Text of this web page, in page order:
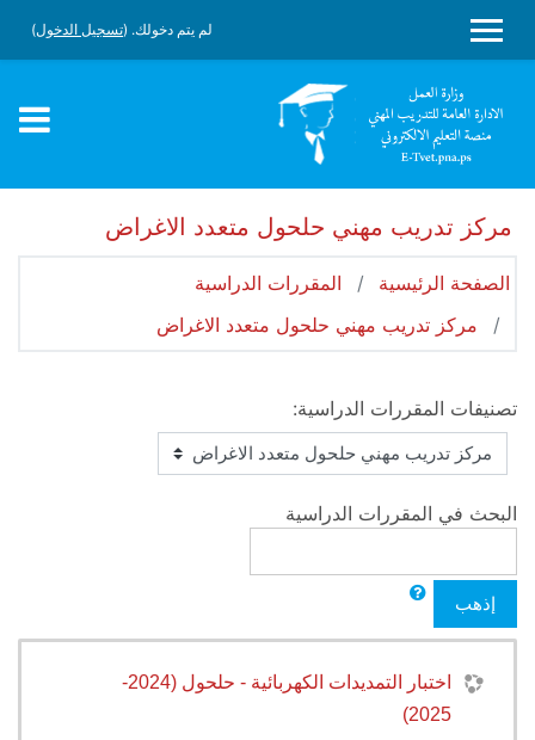
واجهة جانبية
لم يتم دخولك. (تسجيل الدخول)
مركز تدريب مهني حلحول متعدد الاغراض
الصفحة الرئيسية
المقررات الدراسية
مركز تدريب مهني حلحول متعدد الاغراض
تصنيفات المقررات الدراسية:
البحث في المقررات الدراسية
إذهب
اختبار التمديدات الكهربائية - حلحول (2024-
2025)